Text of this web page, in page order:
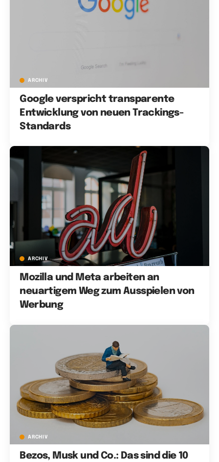
ARCHIV
Google verspricht transparente
Entwicklung von neuen Trackings-
Standards
ARCHIV
Mozilla und Meta arbeiten an
neuartigem Weg zum Ausspielen von
Werbung
ARCHIV
Bezos, Musk und Co.: Das sind die 10